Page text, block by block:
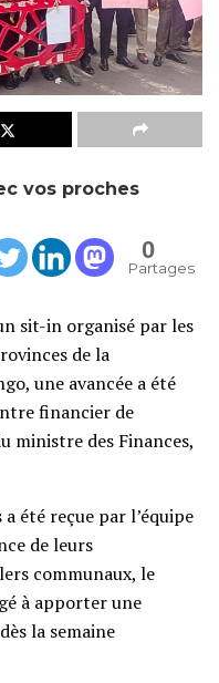
vos proches
0
Partages
sit-in organisé par les
de la
une avancée a été
financier de
ministre des Finances,
été reçue par l’équipe
de leurs
communaux, le
à apporter une
la semaine